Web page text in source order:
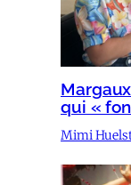
qui «
Mimi